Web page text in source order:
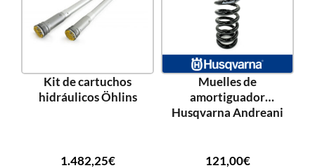
Kit de cartuchos
hidráulicos Öhlins
1.482,25€
Muelles de
amortiguador
Husqvarna Andreani
121,00€